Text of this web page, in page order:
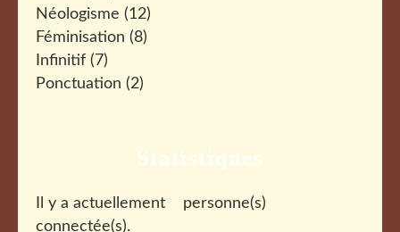
Néologisme (12)
Féminisation (8)
Infinitif (7)
Ponctuation (2)
Statistiques
Il y a actuellement
personne(s)
connectée(s).